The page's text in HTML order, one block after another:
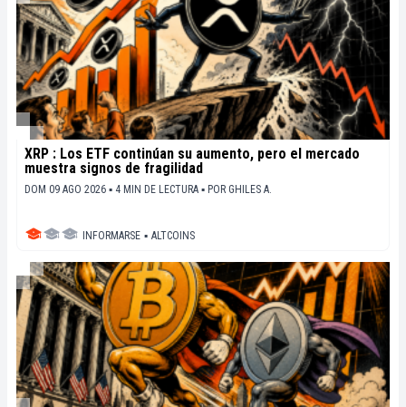
XRP : Los ETF continúan su aumento, pero el mercado
muestra signos de fragilidad
DOM 09 AGO 2026 ▪ 4 MIN DE LECTURA ▪ POR GHILES A.
INFORMARSE ▪ ALTCOINS